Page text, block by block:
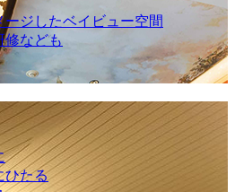
ジしたベイビュー空間
修なども
ひたる